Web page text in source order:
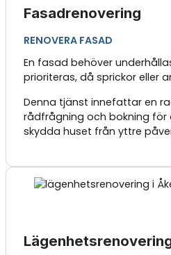
Fasadrenovering
RENOVERA FASAD
En fasad behöver
prioriteras, då sprickor eller
Denna tjänst innefattar en
rådfrågning och bokning
skydda huset från yttre